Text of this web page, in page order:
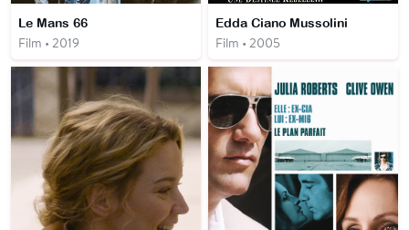
Le Mans 66
Film • 2019
Edda Ciano Mussolini
Film • 2005